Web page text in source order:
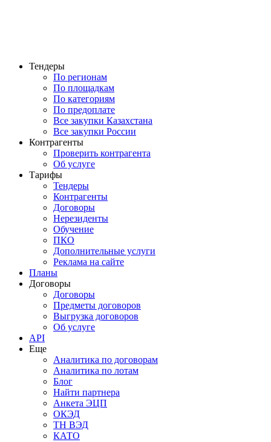
Тендеры
По регионам
По площадкам
По категориям
По предоплате
Все закупки Казахстана
Все закупки России
Контрагенты
Проверить контрагента
Об услуге
Тарифы
Тендеры
Контрагенты
Договоры
Нерезиденты
Обучение
ПКО
Дополнительные услуги
Реклама на сайте
Планы
Договоры
Договоры
Предметы договоров
Выгрузка договоров
Об услуге
API
Еще
Аналитика по договорам
Аналитика по лотам
Блог
Найти партнера
Анкета ЭЦП
ОКЭД
ТН ВЭД
КАТО